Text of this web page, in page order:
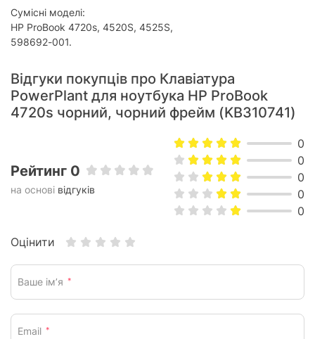
Сумісні моделі:
HP ProBook 4720s, 4520S, 4525S,
598692-001.
Відгуки покупців про Клавіатура
PowerPlant для ноутбука HP ProBook
4720s чорний, чорний фрейм (KB310741)
Рейтинг 0
на основі відгуків
0
0
0
0
0
Оцінити
Ваше ім’я *
Email *